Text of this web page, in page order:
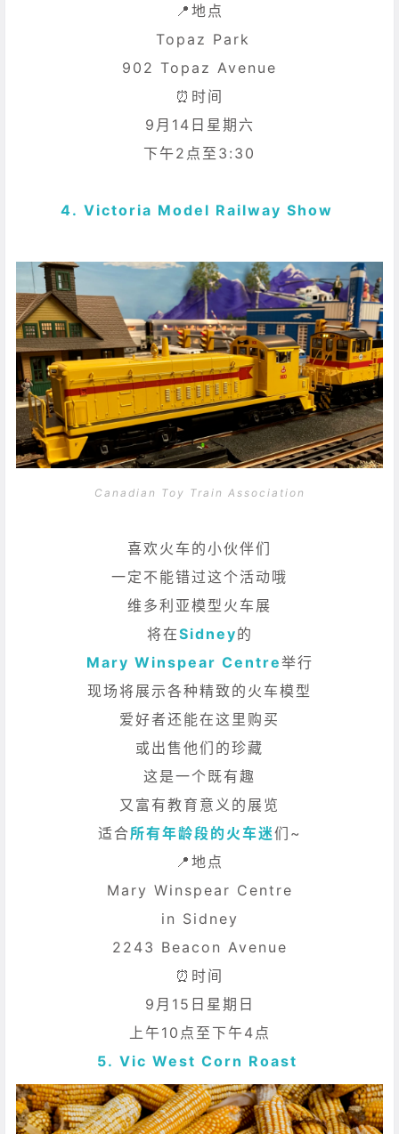
📍地点
Topaz Park
902 Topaz Avenue
⏰时间
9月14日星期六
下午2点至3:30
4. Victoria Model Railway Show
Canadian Toy Train Association
喜欢火车的小伙伴们
一定不能错过这个活动哦
维多利亚模型火车展
将在Sidney的
Mary Winspear Centre举行
现场将展示各种精致的火车模型
爱好者还能在这里购买
或出售他们的珍藏
这是一个既有趣
又富有教育意义的展览
适合所有年龄段的火车迷们~
📍地点
Mary Winspear Centre
in Sidney
2243 Beacon Avenue
⏰时间
9月15日星期日
上午10点至下午4点
5. Vic West Corn Roast